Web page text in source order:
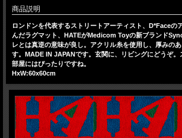
商品説明
ロンドンを代表するストリートアーティスト、D*Faceの
んだラグマット、HATEがMedicom Toyの新ブランド
レとは真逆の意味が良し。アクリル糸を使用し、厚みの
す。MADE IN JAPANです。玄関に、リビングにどうぞ
部屋にはぴったりですね。
HxW:60x60cm